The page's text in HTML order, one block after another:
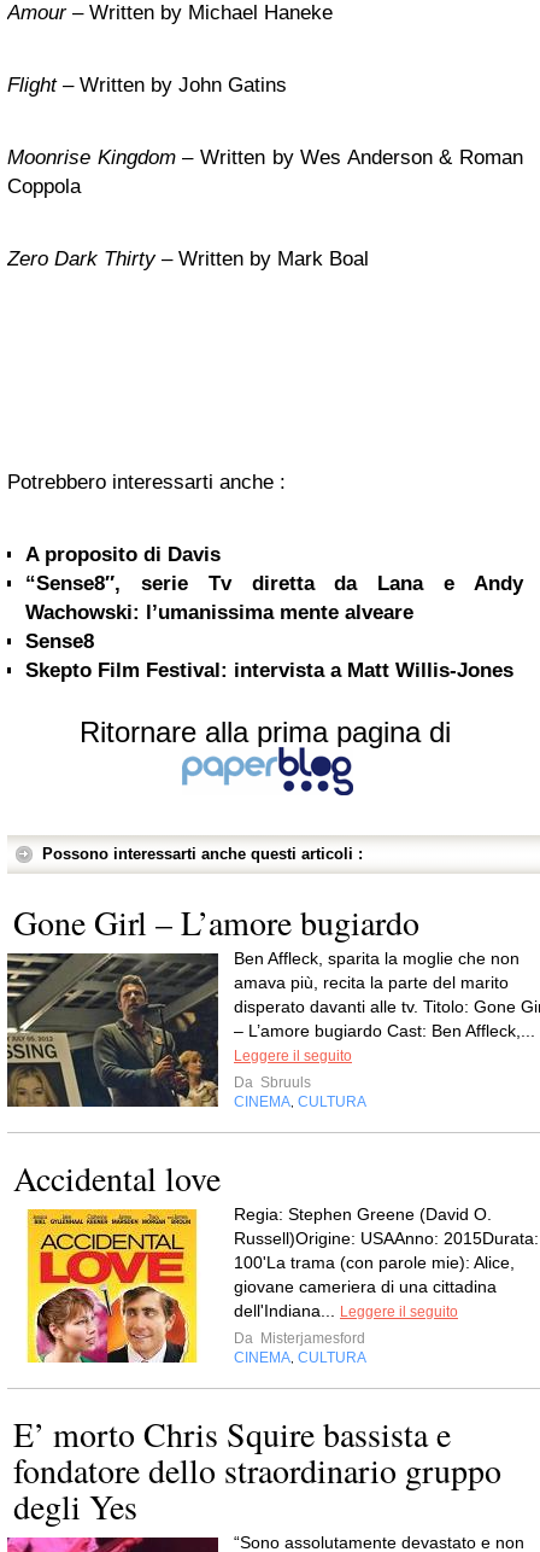
Amour– Written by Michael Haneke
Flight– Written by John Gatins
Moonrise Kingdom– Written by Wes Anderson & Roman
Coppola
Zero Dark Thirty– Written by Mark Boal
Potrebbero interessarti anche :
A proposito di Davis
“Sense8″, serie Tv diretta da Lana e Andy
Wachowski: l’umanissima mente alveare
Sense8
Skepto Film Festival: intervista a Matt Willis-Jones
Ritornare alla prima pagina di
Possono interessarti anche questi articoli :
Gone Girl – L’amore bugiardo
Ben Affleck, sparita la moglie che non
amava più, recita la parte del marito
disperato davanti alle tv. Titolo: Gone
– L’amore bugiardo Cast: Ben Affleck,...
Leggere il seguito
Da Sbruuls
CINEMA CULTURA
Accidental love
Regia: Stephen Greene (David O.
Russell)Origine: USAAnno: 2015Durata:
100'La trama (con parole mie): Alice,
giovane cameriera di una cittadina
dell'Indiana...
Leggere il seguito
Da Misterjamesford
CINEMA CULTURA
E’ morto Chris Squire bassista e
fondatore dello straordinario gruppo
degli Yes
“Sono assolutamente devastato e non